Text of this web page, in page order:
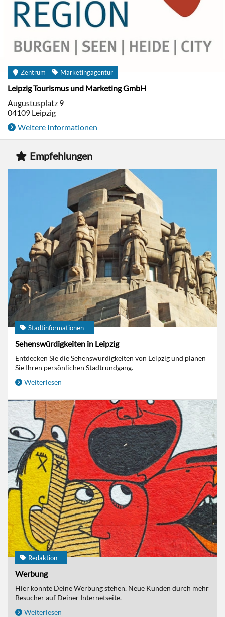
Zentrum Marketingagentur
Leipzig Tourismus und Marketing GmbH
Augustusplatz 9
04109 Leipzig
Weitere Informationen
Empfehlungen
Stadtinformationen
Sehenswürdigkeiten in Leipzig
Entdecken Sie die Sehenswürdigkeiten von Leipzig und planen
Sie Ihren persönlichen Stadtrundgang.
Weiterlesen
Redaktion
Werbung
Hier könnte Deine Werbung stehen. Neue Kunden durch mehr
Besucher auf Deiner Internetseite.
Weiterlesen